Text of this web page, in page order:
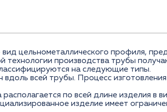
цельнометаллического профиля,
технологии производства трубы
на следующие типы.
всей трубы. Процесс
по всей длине изделия в
изделие имеет